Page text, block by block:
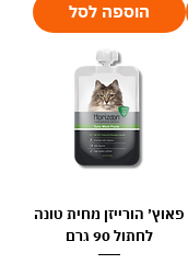
הוספה לסל
פאוץ׳ הורייזן מחית טונה
לחתול 90 גרם